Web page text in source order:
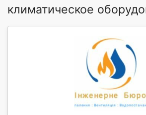
климатическое